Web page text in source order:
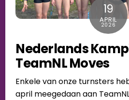
19
APRIL
2026
Nederlands
TeamNL Moves
Enkele van onze turnsters
april meegedaan aan